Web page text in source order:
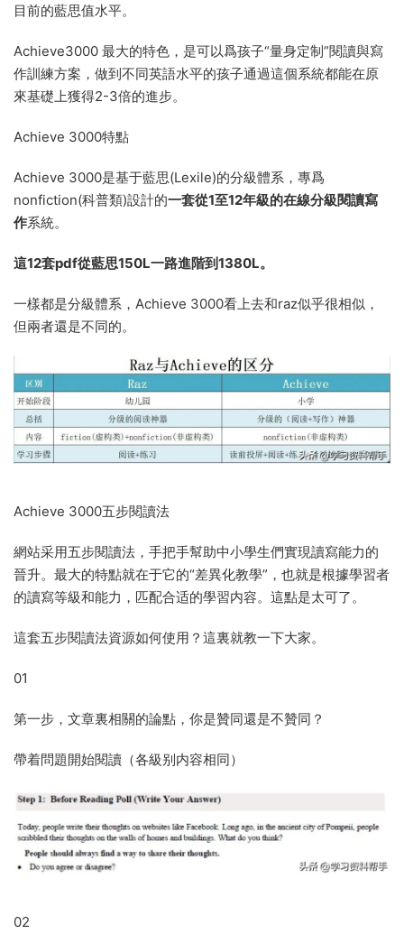
目前的藍思值水平。
Achieve3000 最大的特色，是可以爲孩子“量身定制”閱讀與寫
作訓練方案，做到不同英語水平的孩子通過這個系統都能在原
來基礎上獲得2-3倍的進步。
Achieve 3000特點
Achieve 3000是基于藍思(Lexile)的分級體系，專爲
nonfiction(科普類)設計的一套從1至12年級的在線分級閱讀寫
作系統。
這12套pdf從藍思150L一路進階到1380L。
一樣都是分級體系，Achieve 3000看上去和raz似乎很相似，
但兩者還是不同的。
Achieve 3000五步閱讀法
網站采用五步閱讀法，手把手幫助中小學生們實現讀寫能力的
晉升。最大的特點就在于它的“差異化教學”，也就是根據學習者
的讀寫等級和能力，匹配合适的學習内容。這點是太可了。
這套五步閱讀法資源如何使用？這裏就教一下大家。
01
第一步，文章裏相關的論點，你是贊同還是不贊同？
帶着問題開始閱讀（各級别内容相同）
02